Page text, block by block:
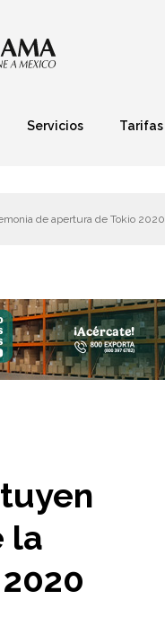
Servicios Tarifas
de apertura de Tokio 2020
la